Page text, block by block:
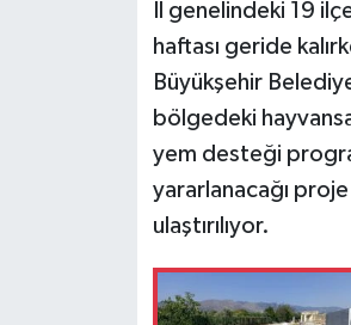
İl genelindeki 19
haftası geride
Büyükşehir
bölgedeki
yem desteği
yararlanacağı
ulaştırılıyor.